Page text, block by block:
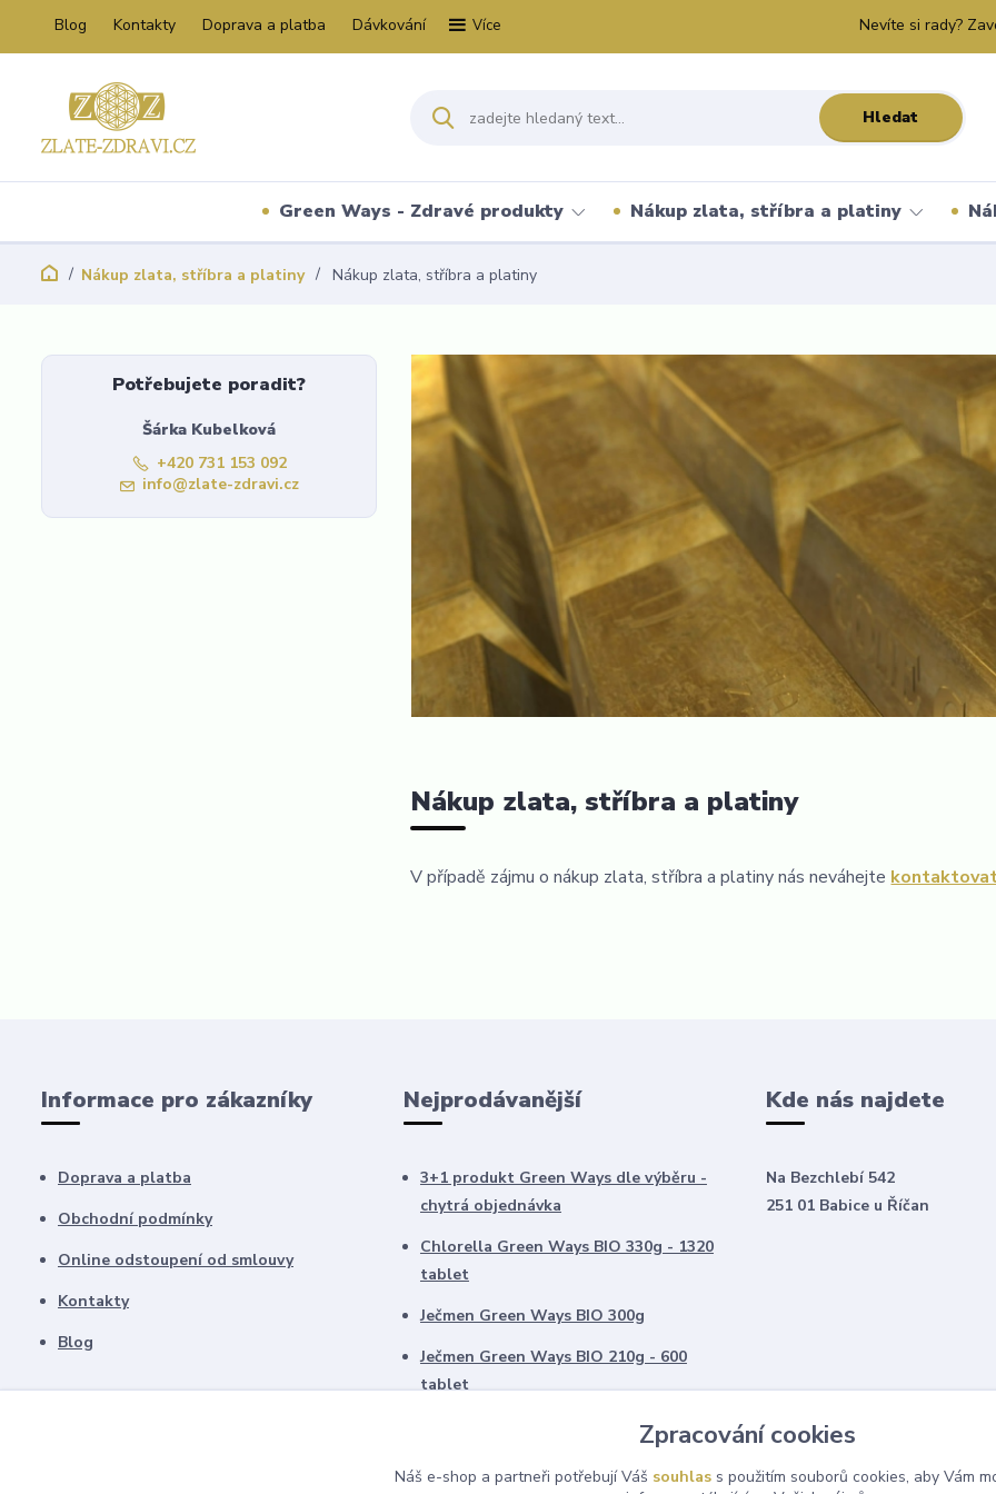
Blog Kontakty Doprava a platba Dávkování Více
Hledat
Nevíte si rady?
Green Ways - Zdravé produkty Nákup zlata, stříbra a platiny
Nákup zlata, stříbra a platiny Nákup zlata, stříbra a platiny
Nákup zlata, stříbra a platiny
V případě zájmu o nákup zlata, stříbra a platiny nás neváhejte
Potřebujete poradit?
Šárka Kubelková
+420 731 153 092
info@zlate-zdravi.cz
Informace pro zákazníky
Doprava a platba
Obchodní podmínky
Online odstoupení od smlouvy
Kontakty
Blog
Nejprodávanější
3+1 produkt Green Ways dle výběru -
chytrá objednávka
Chlorella Green Ways BIO 330g - 1320
tablet
Ječmen Green Ways BIO 300g
Ječmen Green Ways BIO 210g - 600
tablet
Investování do reálného zlata, stříbra a
Kde nás najdete
Na Bezchlebí 542
251 01 Babice u Říčan
Zpracování cookies
Náš e-shop a partneři potřebují Váš souhlass použitím souborů cookies, aby Vám